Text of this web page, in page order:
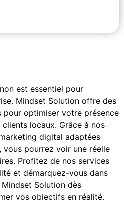
est essentiel pour
Mindset Solution offre des
pour optimiser votre présence
locaux. Grâce à nos
digital adaptées
vous pourrez voir une réelle
Profitez de nos services
et démarquez-vous dans
Solution dès
vos objectifs en réalité.